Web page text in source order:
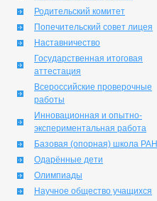
Родительский комитет
Попечительский совет лицея
Наставничество
Государственная итоговая
аттестация
Всероссийские проверочные
работы
Инновационная и опытно-
экспериментальная работа
Базовая (опорная) школа РАН
Одарённые дети
Олимпиады
Научное общество учащихся